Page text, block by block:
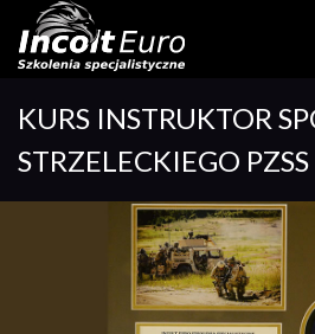
content
KURS INSTRUKTOR
STRZELECKIEGO PZSS